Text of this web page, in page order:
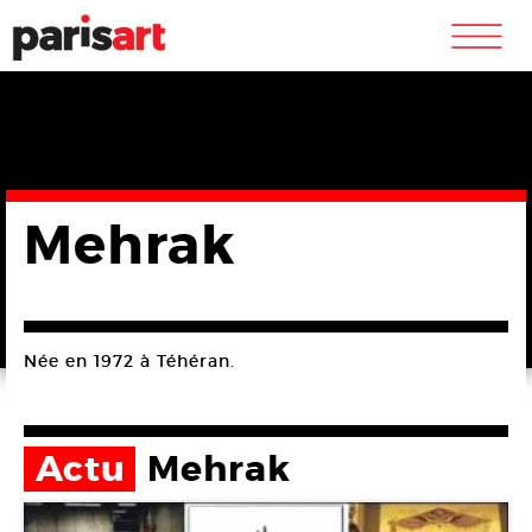
m
Mehrak
Née en 1972 à Téhéran.
Actu Mehrak